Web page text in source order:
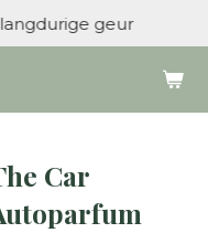
geur
Car